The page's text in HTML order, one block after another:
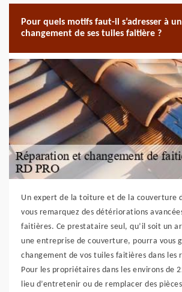
Pour quels motifs faut-il s’adresser à
changement de ses tuiles faitière ?
Un expert de la toiture et de la couverture
vous remarquez des détériorations
faitières. Ce prestataire seul, qu’il soit un
une entreprise de couverture, pourra vous
changement de vos tuiles faitières dans les
Pour les propriétaires dans les environs de
lieu d’entretenir ou de remplacer des